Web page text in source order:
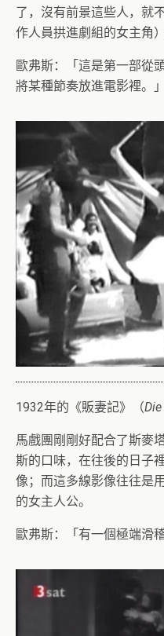
了，沒有前景這些人，就
作人員拱進劇組的女主角）
歐弗斯：「這是第一部從
將某種節奏放進電影裡。」
1932年的《販妻記》（
馬戲團剛剛好配合了斯麥
斯的口味，在往後的日子
像；而這多線影像往往是
的女主人公。
歐弗斯：「有一個極端滑